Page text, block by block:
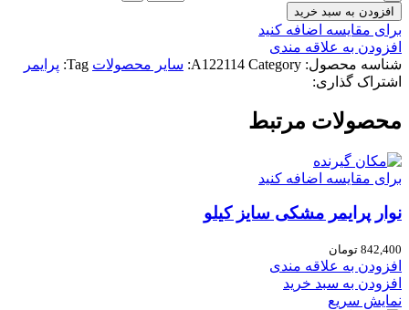
افزودن به سبد خرید
برای مقایسه اضافه کنید
افزودن به علاقه مندی
شناسه محصول:
A122114 Category: سایر محصولات Tag: پرایمر
اشتراک گذاری:
محصولات مرتبط
برای مقایسه اضافه کنید
نوار پرایمر مشکی سایز کیلو
842,400 تومان
افزودن به علاقه مندی
افزودن به سبد خرید
نمایش سریع